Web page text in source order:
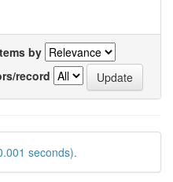
by
record
seconds).